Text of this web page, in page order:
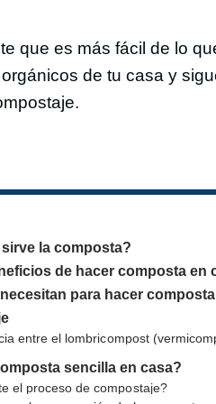
que es más fácil de lo
de tu casa y
la composta?
de hacer composta en
para hacer
entre el lombricompost
sencilla en casa?
el proceso de compostaje?